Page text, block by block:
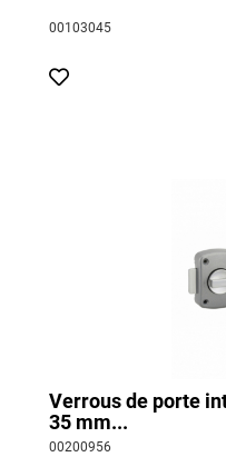
00103045
Verrous de porte
35 mm...
00200956